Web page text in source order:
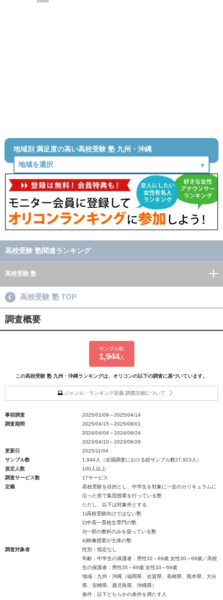
地域別 満足度の高い高校受験 塾 九州・沖縄
高校受験 塾関連ランキング
高校受験 塾
高校受験 塾 TOP
調査概要
サンプル数
1,944人
この高校受験 塾 九州・沖縄ランキングは、オリコンの以下の調査に基づいています。
ジャンル・ランキング定義 調査詳細について
事前調査
2025/01/09～2025/04/14
調査期間
2025/04/15～2025/08/01
2024/04/04～2024/06/24
2023/04/10～2023/06/28
更新日
2025/11/04
サンプル数
1,944人（全国調査における総サンプル数27,923人）
規定人数
100人以上
調査サービス数
17サービス
定義
高校受験を目的とし、中学生を対象に一定のカリキュラムに
沿った形で集団授業を行っている塾
ただし、以下は対象外とする
1)高校受験向けではない塾
2)中高一貫校生専門の塾
3)一部の教科のみを扱っている塾
4)映像授業が主体の塾
調査対象者
性別：指定なし
年齢：中学生の保護者：男性32～69歳 女性30～69歳／高校
生の保護者：男性35～69歳 女性33～69歳
地域：九州・沖縄（福岡県、佐賀県、長崎県、熊本県、大分
県、宮崎県、鹿児島県、沖縄県）
条件：以下どちらかの条件を満たす人